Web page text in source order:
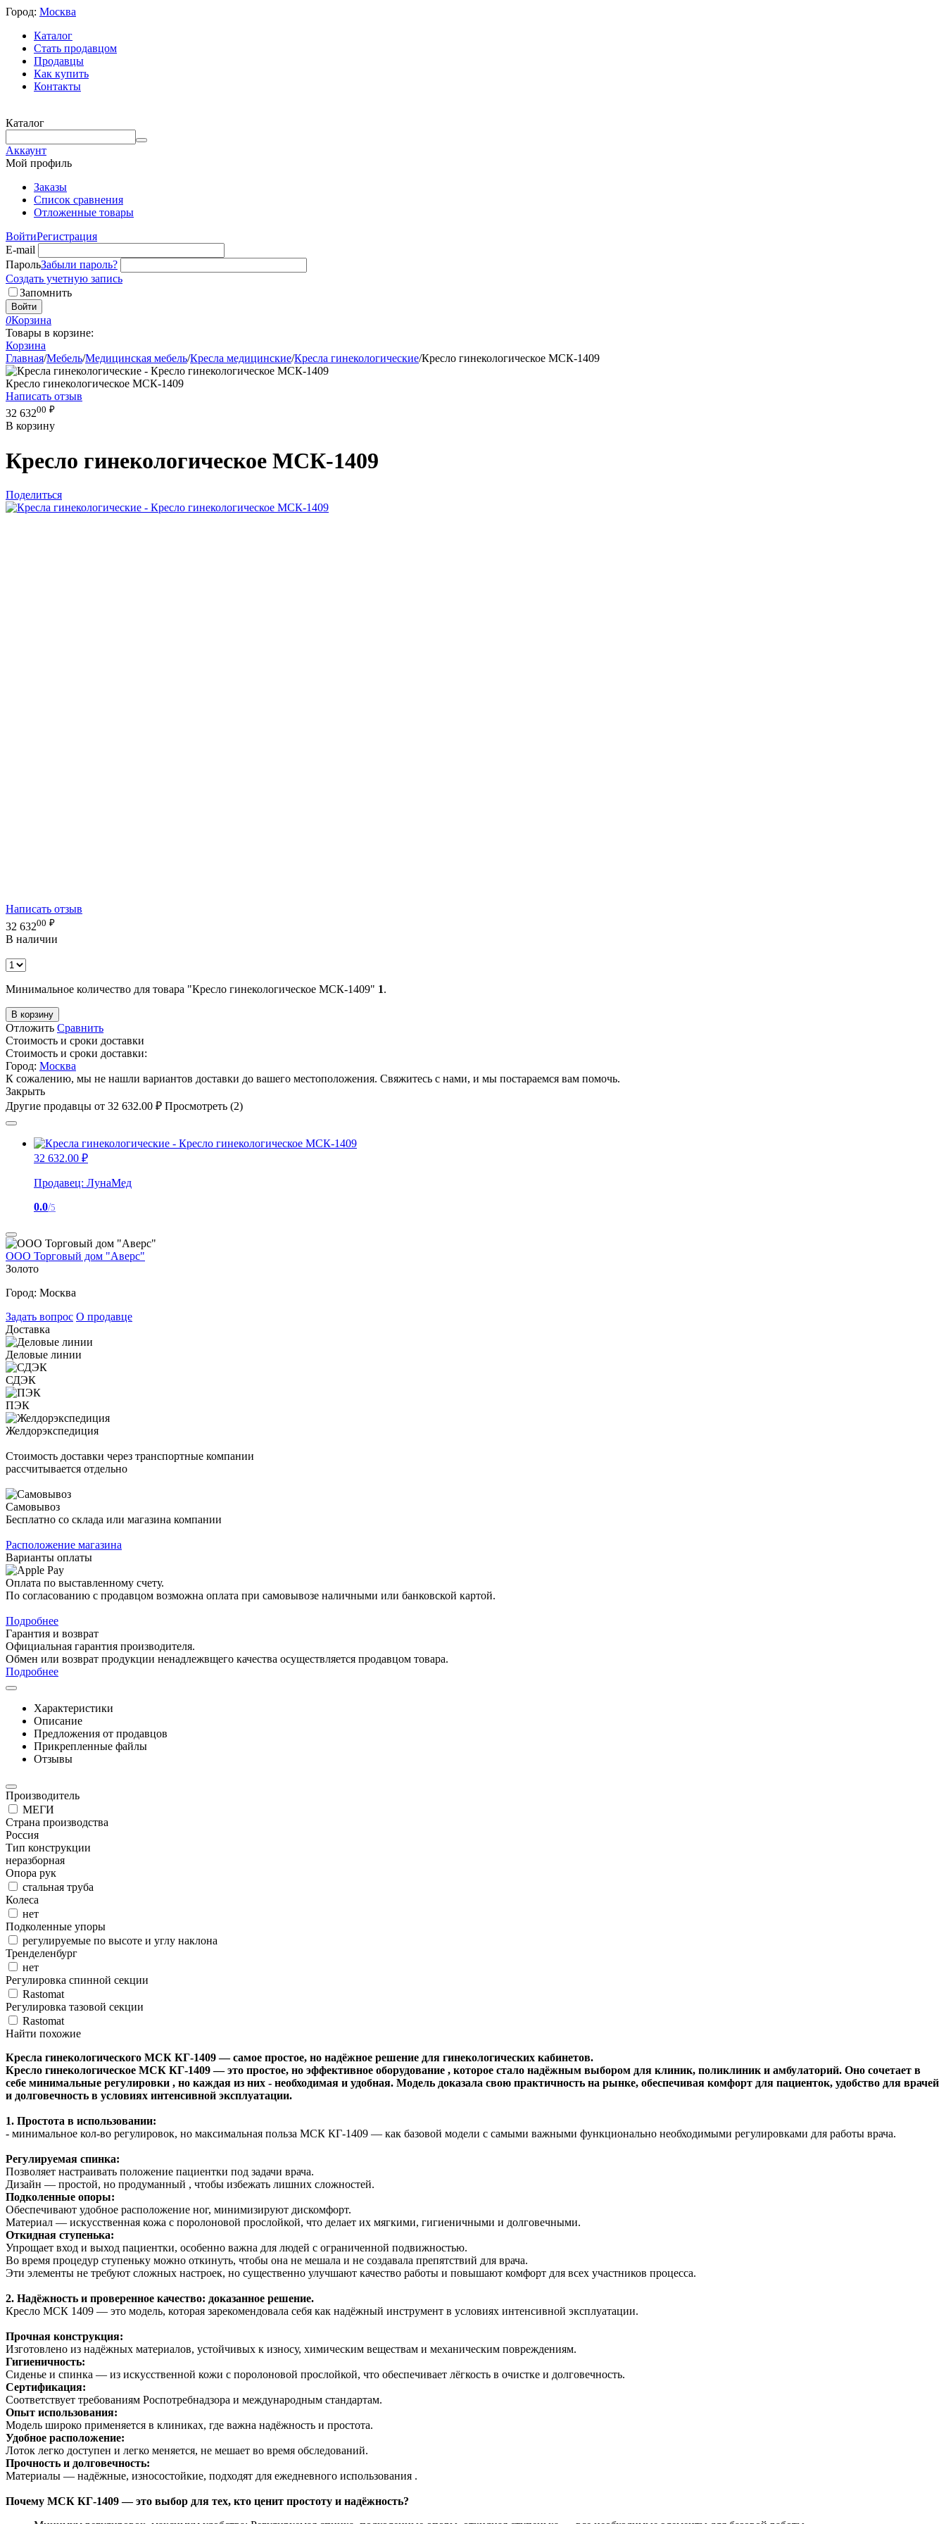
Город: Москва
Каталог
Стать продавцом
Продавцы
Как купить
Контакты
Каталог
Аккаунт
Мой профиль
Заказы
Список сравнения
Отложенные товары
ВойтиРегистрация
E-mail
ПарольЗабыли пароль?
Создать учетную запись
Запомнить
Войти
0Корзина
Товары в корзине:
Корзина
Главная/Мебель/Медицинская мебель/Кресла медицинские/Кресла гинекологические/Кресло гинекологическое МСК-1409
Кресло гинекологическое МСК-1409
Написать отзыв
32 63200 ₽
В корзину
Кресло гинекологическое МСК-1409
Поделиться
Написать отзыв
32 63200 ₽
В наличии
Минимальное количество для товара "Кресло гинекологическое МСК-1409" 1.
В корзину
Отложить Сравнить
Стоимость и сроки доставки
Стоимость и сроки доставки:
Город: Москва
К сожалению, мы не нашли вариантов доставки до вашего местоположения. Свяжитесь с нами, и мы постараемся вам помочь.
Закрыть
Другие продавцы от 32 632.00 ₽ Просмотреть (2)
32 632.00 ₽
Продавец: ЛунаМед
0.0/5
ООО Торговый дом "Аверс"
Золото
Город: Москва
Задать вопрос О продавце
Доставка
Деловые линии
СДЭК
ПЭК
Желдорэкспедиция
Стоимость доставки через транспортные компании
рассчитывается отдельно
Самовывоз
Бесплатно со склада или магазина компании
Расположение магазина
Варианты оплаты
Оплата по выставленному счету.
По согласованию с продавцом возможна оплата при самовывозе наличными или банковской картой.
Подробнее
Гарантия и возврат
Официальная гарантия производителя.
Обмен или возврат продукции ненадлежвщего качества осуществляется продавцом товара.
Подробнее
Характеристики
Описание
Предложения от продавцов
Прикрепленные файлы
Отзывы
Производитель
МЕГИ
Страна производства
Россия
Тип конструкции
неразборная
Опора рук
стальная труба
Колеса
нет
Подколенные упоры
регулируемые по высоте и углу наклона
Тренделенбург
нет
Регулировка спинной секции
Rastomat
Регулировка тазовой секции
Rastomat
Найти похожие
Кресла гинекологического МСК КГ-1409 — самое простое, но надёжное решение для гинекологических кабинетов.
Кресло гинекологическое МСК КГ-1409 — это простое, но эффективное оборудование , которое стало надёжным выбором для клиник, поликлиник и амбулаторий. Оно сочетает в
себе минимальные регулировки , но каждая из них - необходимая и удобная. Модель доказала свою практичность на рынке, обеспечивая комфорт для пациенток, удобство для врачей
и долговечность в условиях интенсивной эксплуатации.
1. Простота в использовании:
- минимальное кол-во регулировок, но максимальная польза МСК КГ-1409 — как базовой модели с самыми важными функционально необходимыми регулировками для работы врача.
Регулируемая спинка:
Позволяет настраивать положение пациентки под задачи врача.
Дизайн — простой, но продуманный , чтобы избежать лишних сложностей.
Подколенные опоры:
Обеспечивают удобное расположение ног, минимизируют дискомфорт.
Материал — искусственная кожа с поролоновой прослойкой, что делает их мягкими, гигиеничными и долговечными.
Откидная ступенька:
Упрощает вход и выход пациентки, особенно важна для людей с ограниченной подвижностью.
Во время процедур ступеньку можно откинуть, чтобы она не мешала и не создавала препятствий для врача.
Эти элементы не требуют сложных настроек, но существенно улучшают качество работы и повышают комфорт для всех участников процесса.
2. Надёжность и проверенное качество: доказанное решение.
Кресло МСК 1409 — это модель, которая зарекомендовала себя как надёжный инструмент в условиях интенсивной эксплуатации.
Прочная конструкция:
Изготовлено из надёжных материалов, устойчивых к износу, химическим веществам и механическим повреждениям.
Гигиеничность:
Сиденье и спинка — из искусственной кожи с поролоновой прослойкой, что обеспечивает лёгкость в очистке и долговечность.
Сертификация:
Соответствует требованиям Роспотребнадзора и международным стандартам.
Опыт использования:
Модель широко применяется в клиниках, где важна надёжность и простота.
Удобное расположение:
Лоток легко доступен и легко меняется, не мешает во время обследований.
Прочность и долговечность:
Материалы — надёжные, износостойкие, подходят для ежедневного использования .
Почему МСК КГ-1409 — это выбор для тех, кто ценит простоту и надёжность?